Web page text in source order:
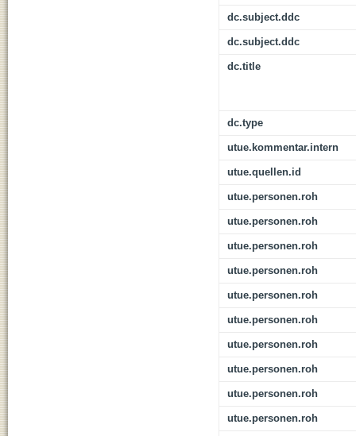
dc.subject.ddc
dc.subject.ddc
dc.title
dc.type
utue.kommentar.intern
utue.quellen.id
utue.personen.roh
utue.personen.roh
utue.personen.roh
utue.personen.roh
utue.personen.roh
utue.personen.roh
utue.personen.roh
utue.personen.roh
utue.personen.roh
utue.personen.roh